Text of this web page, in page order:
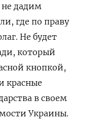
дадим
где по праву
Не будет
который
кнопкой,
красные
в своем
Украины.